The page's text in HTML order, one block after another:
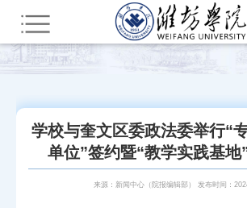
您所在的位置：首页 新闻中心 综合新闻
学校与奎文区委政法委举行“
单位”签约暨“教学实践基地
来源：新闻中心（院报编辑部） 发布时间：